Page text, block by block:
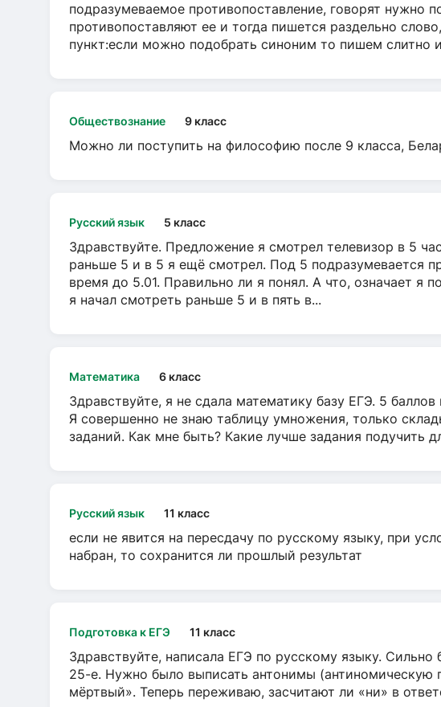
подразумеваемое противопоставление, говорят нужно
противопоставляют ее и тогда пишется раздельно
пункт:если можно подобрать синоним то пишем слитно
Обществознание 9 класс
Можно ли поступить на философию после 9 класса,
Русский язык 5 класс
Здравствуйте. Предложение я смотрел телевизор в 5
раньше 5 и в 5 я ещё смотрел. Под 5 подразумевается
время до 5.01. Правильно ли я понял. А что, означает я
я начал смотреть раньше 5 и в пять в...
Математика 6 класс
Здравствуйте, я не сдала математику базу ЕГЭ. 5
Я совершенно не знаю таблицу умножения, только
заданий. Как мне быть? Какие лучше задания подучить
Русский язык 11 класс
если не явится на пересдачу по русскому языку, при
набран, то сохранится ли прошлый результат
Подготовка к ЕГЭ 11 класс
Здравствуйте, написала ЕГЭ по русскому языку. Сильно
25-е. Нужно было выписать антонимы (антиномическую
мёртвый». Теперь переживаю, засчитают ли «ни» в